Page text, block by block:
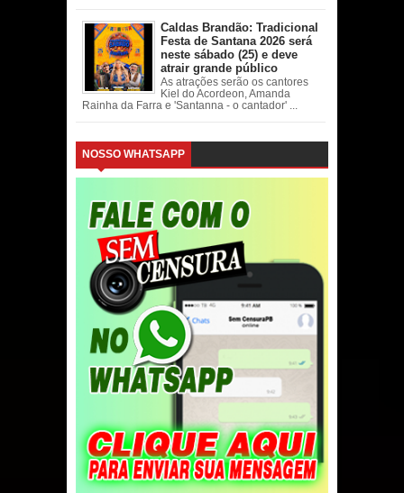
Caldas Brandão: Tradicional
Festa de Santana 2026 será
neste sábado (25) e deve
atrair grande público
As atrações serão os cantores
Kiel do Acordeon, Amanda
Rainha da Farra e 'Santanna - o cantador' ...
NOSSO WHATSAPP